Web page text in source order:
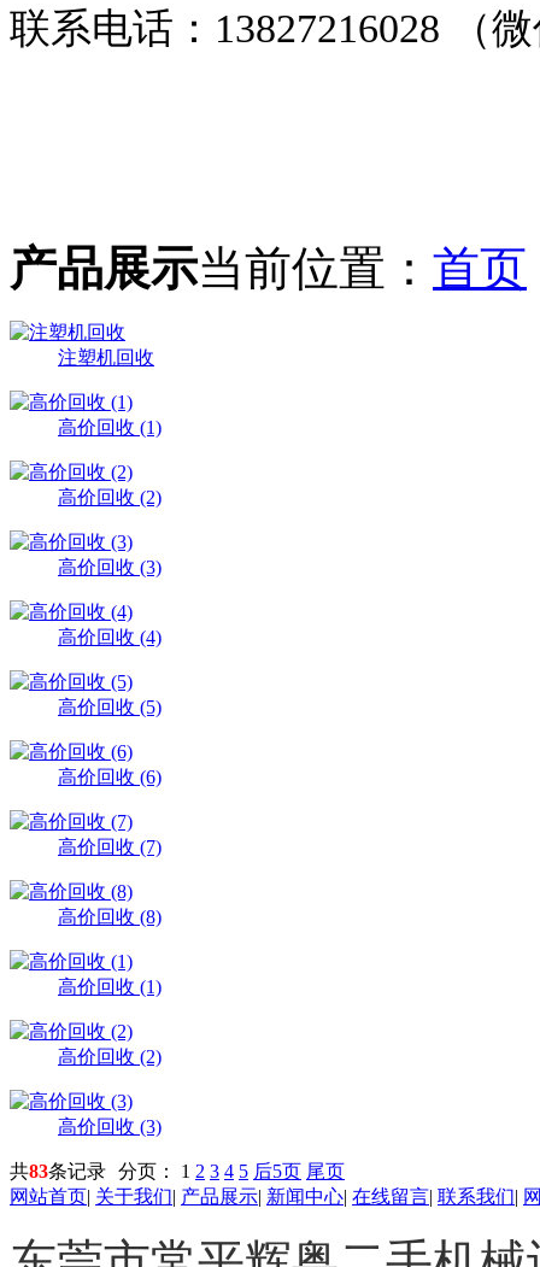
联系电话：13827216028 （
产品展示当前位置： 首页
注塑机回收
高价回收 (1)
高价回收 (2)
高价回收 (3)
高价回收 (4)
高价回收 (5)
高价回收 (6)
高价回收 (7)
高价回收 (8)
高价回收 (1)
高价回收 (2)
高价回收 (3)
共83条记录 分页： 1 2 3 4 5 后5页 尾页
网站首页| 关于我们| 产品展示| 新闻中心| 在线留言| 联系我们|